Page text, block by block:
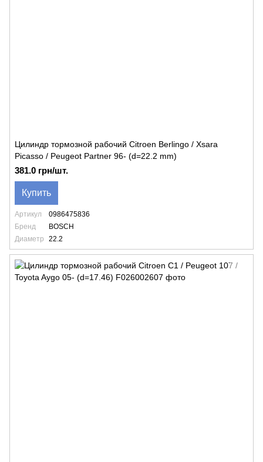
Цилиндр тормозной рабочий Citroen Berlingo / Xsara
Picasso / Peugeot Partner 96- (d=22.2 mm)
381.0 грн/шт.
Купить
Артикул
0986475836
Бренд
BOSCH
Диаметр
22.2